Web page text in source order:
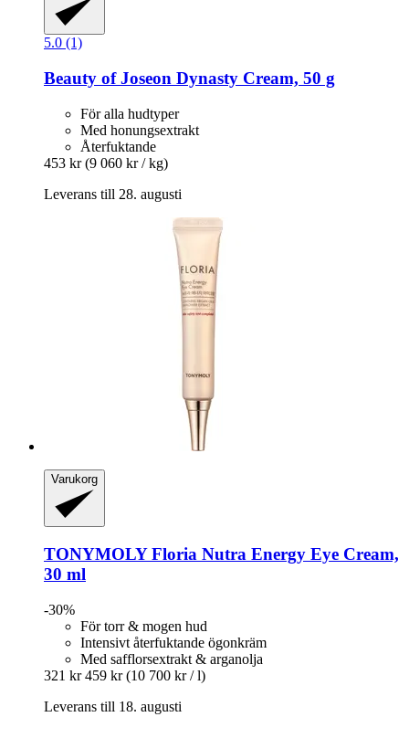
5.0 (1)
Beauty of Joseon Dynasty Cream, 50 g
För alla hudtyper
Med honungsextrakt
Återfuktande
453 kr (9 060 kr / kg)
Leverans till 28. augusti
Varukorg
TONYMOLYFloria Nutra Energy Eye Cream,
30 ml
-30%
För torr & mogen hud
Intensivt återfuktande ögonkräm
Med safflorsextrakt & arganolja
321 kr 459 kr (10 700 kr / l)
Leverans till 18. augusti